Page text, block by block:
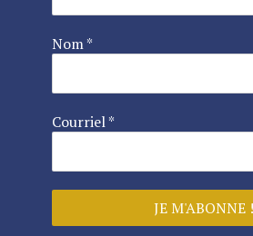
Nom*
Courriel*